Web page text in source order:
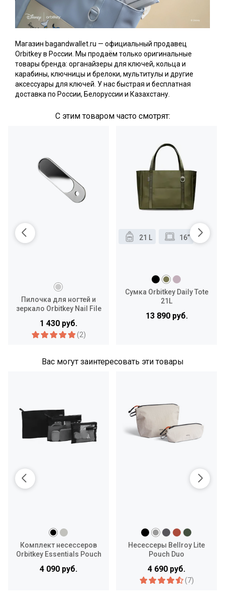
Магазин bagandwallet.ru — официальный продавец
Orbitkey в России. Мы продаём только оригинальные
товары бренда: органайзеры для ключей, кольца и
карабины, ключницы и брелоки, мультитулы и другие
аксессуары для ключей. У нас быстрая и бесплатная
доставка по России, Белоруссии и Казахстану.
С этим товаром часто смотрят:
Пилочка для ногтей и
зеркало Orbitkey Nail File
1 430 руб.
(2)
21 L 16”
Сумка Orbitkey Daily Tote
21L
13 890 руб.
Вас могут заинтересовать эти товары
Комплект несессеров
Orbitkey Essentials Pouch
4 090 руб.
Несессеры Bellroy Lite
Pouch Duo
4 690 руб.
(7)